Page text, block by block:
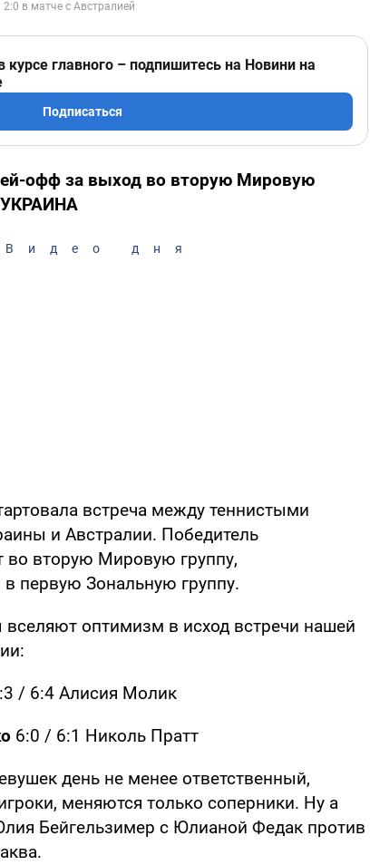
курсе главного – подпишитесь на Новини на
Подписаться
офф за выход во вторую Мировую
УКРАИНА
Видео дня
встреча между теннистыми
и Австралии. Победитель
во вторую Мировую группу,
в первую Зональную группу.
вселяют оптимизм в исход встречи нашей
/ 6:4 Алисия Молик
6:0 / 6:1 Николь Пратт
день не менее ответственный,
меняются только соперники. Ну а
Бейгельзимер с Юлианой Федак против